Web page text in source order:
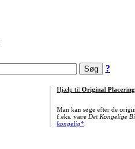
?
Hjælp til Original Placering
Man kan søge efter de
f.eks. være Det Kongelige
kongelig*.